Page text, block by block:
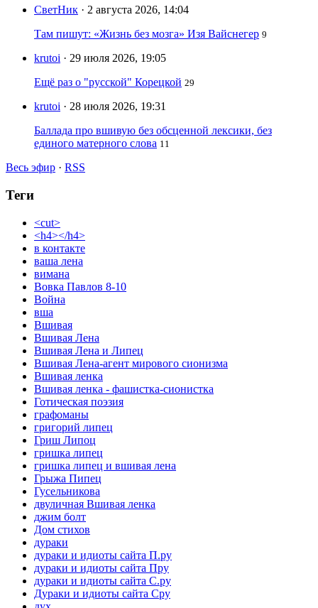
СветНик · 2 августа 2026, 14:04
Там пишут: «Жизнь без мозга» Изя Вайснегер 9
krutoi · 29 июля 2026, 19:05
Ещё раз о "русской" Корецкой 29
krutoi · 28 июля 2026, 19:31
Баллада про вшивую без обсценной лексики, без
единого матерного слова 11
Весь эфир · RSS
Теги
<cut>
<h4></h4>
в контакте
ваша лена
вимана
Вовка Павлов 8-10
Война
вша
Вшивая
Вшивая Лена
Вшивая Лена и Липец
Вшивая Лена-агент мирового сионизма
Вшивая ленка
Вшивая ленка - фашистка-сионистка
Готическая поэзия
графоманы
григорий липец
Гриш Липоц
гришка липец
гришка липец и вшивая лена
Грыжа Пипец
Гусельникова
двуличная Вшивая ленка
джим болт
Дом стихов
дураки
дураки и идиоты сайта П.ру
дураки и идиоты сайта Пру
дураки и идиоты сайта С.ру
Дураки и идиоты сайта Сру